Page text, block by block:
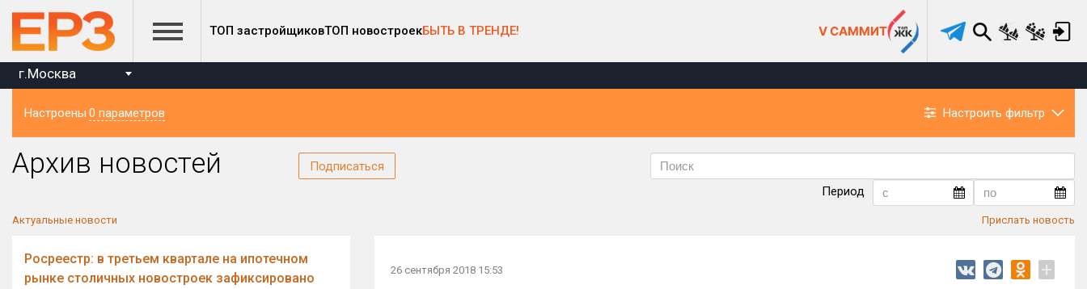
ТОП застройщиковТОП новостроекБЫТЬ В ТРЕНДЕ! V САММИТ
г.Москва
Настроены 0 параметров Настроить фильтр
Архив новостей
Подписаться
Период
Актуальные новости Прислать новость
Росреестр: в третьем квартале на ипотечном
рынке столичных новостроек зафиксировано
26 сентября 2018 15:53 +